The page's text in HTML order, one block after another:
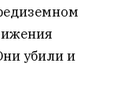
убили и